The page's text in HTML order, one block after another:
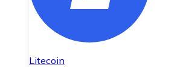
Litecoin